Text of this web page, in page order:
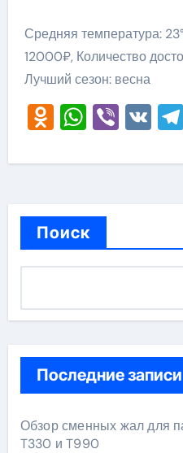
Средняя температура:
12000₽, Количество
Лучший сезон: весна
Viber
VK
Поиск
Последние записи
Обзор сменных жал для
T330 и T990